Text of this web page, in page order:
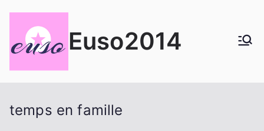
contenu
Euso2014
temps en famille